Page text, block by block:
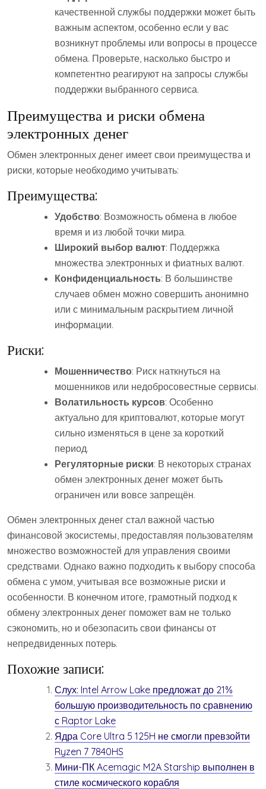
качественной службы поддержки может быть
важным аспектом, особенно если у вас
возникнут проблемы или вопросы в процессе
обмена. Проверьте, насколько быстро и
компетентно реагируют на запросы службы
поддержки выбранного сервиса.
Преимущества и риски обмена
электронных денег
Обмен электронных денег имеет свои преимущества и
риски, которые необходимо учитывать:
Преимущества:
Удобство: Возможность обмена в любое
время и из любой точки мира.
Широкий выбор валют: Поддержка
множества электронных и фиатных валют.
Конфиденциальность: В большинстве
случаев обмен можно совершить анонимно
или с минимальным раскрытием личной
информации.
Риски:
Мошенничество: Риск наткнуться на
мошенников или недобросовестные сервисы.
Волатильность курсов: Особенно
актуально для криптовалют, которые могут
сильно изменяться в цене за короткий
период.
Регуляторные риски: В некоторых странах
обмен электронных денег может быть
ограничен или вовсе запрещён.
Обмен электронных денег стал важной частью
финансовой экосистемы, предоставляя пользователям
множество возможностей для управления своими
средствами. Однако важно подходить к выбору способа
обмена с умом, учитывая все возможные риски и
особенности. В конечном итоге, грамотный подход к
обмену электронных денег поможет вам не только
сэкономить, но и обезопасить свои финансы от
непредвиденных потерь.
Похожие записи:
Слух: Intel Arrow Lake предложат до 21%
большую производительность по сравнению
с Raptor Lake
Ядра Core Ultra 5 125H не смогли превзойти
Ryzen 7 7840HS
Мини-ПК Acemagic M2A Starship выполнен в
стиле космического корабля